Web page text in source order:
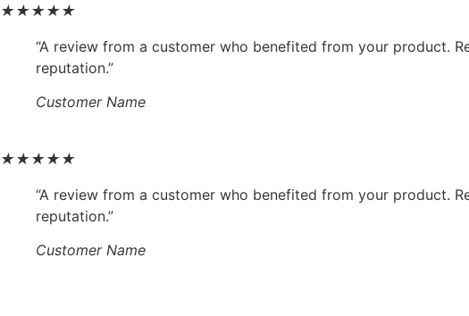
★★★★★
“A review from a customer who benefited from your product.
reputation.”
Customer Name
★★★★★
“A review from a customer who benefited from your product.
reputation.”
Customer Name